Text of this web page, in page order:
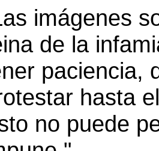
imágenes
de la
paciencia,
hasta
no puede